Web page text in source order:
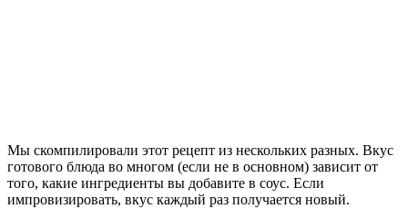
Мы скомпилировали этот рецепт из нескольких разных. Вкус
готового блюда во многом (если не в основном) зависит от
того, какие ингредиенты вы добавите в соус. Если
импровизировать, вкус каждый раз получается новый.